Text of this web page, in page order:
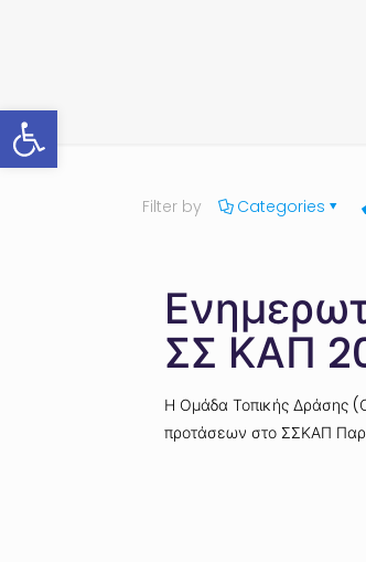
Ανοίξτε τη γραμμή εργαλείων
Filter by Categories
ΣΣ ΚΑΠ
Η Ομάδα Τοπικής Δράσης
προτάσεων στο ΣΣΚΑΠ